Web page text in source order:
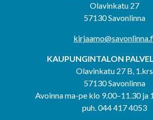
Olavinkatu 27
57130 Savonlinna
KAUPUNGINTALON
Olavinkatu 27 B, 1.krs
57130 Savonlinna
Avoinna ma-pe klo 9.00–11.30 ja
puh. 044 417 4053